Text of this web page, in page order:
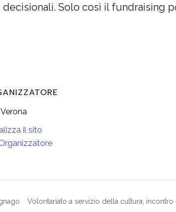
Solo così il fundraising
il sito
Volontariato a servizio della cultura,